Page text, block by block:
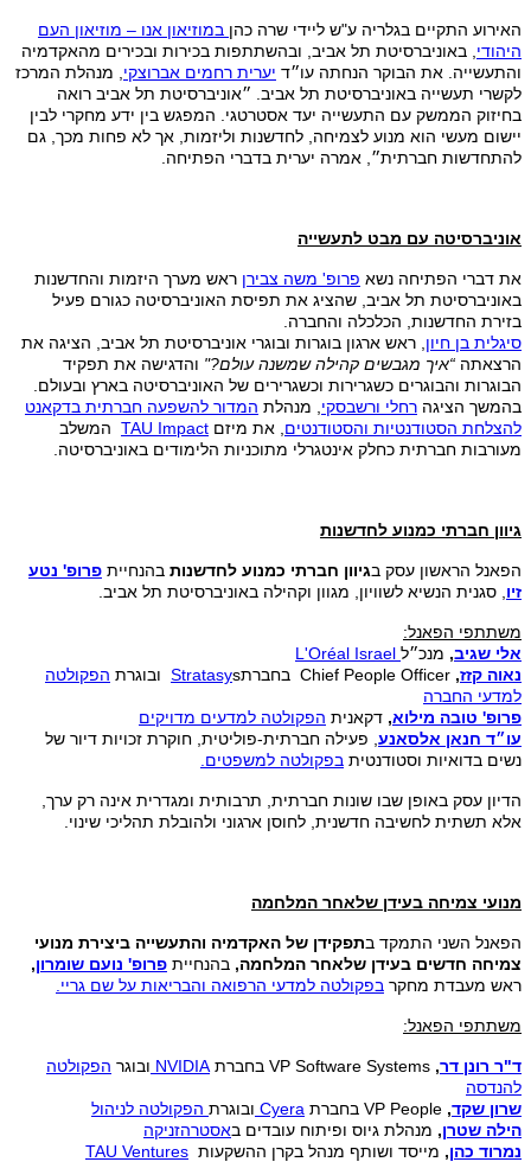
האירוע התקיים בגלריה ע"ש ליידי שרה כהן במוזיאון אנו – מוזיאון העם
היהודי , באוניברסיטת תל אביב, ובהשתתפות בכירות ובכירים מהאקדמיה
והתעשייה. את הבוקר הנחתה עו״ד יערית רחמים אברוצקי , מנהלת המרכז
לקשרי תעשייה באוניברסיטת תל אביב. ״אוניברסיטת תל אביב רואה
בחיזוק הממשק עם התעשייה יעד אסטרטגי. המפגש בין ידע מחקרי לבין
יישום מעשי הוא מנוע לצמיחה, לחדשנות וליזמות, אך לא פחות מכך, גם
להתחדשות חברתית״, אמרה יערית בדברי הפתיחה.
אוניברסיטה עם מבט לתעשייה
את דברי הפתיחה נשא פרופ' משה צבירן ראש מערך היזמות והחדשנות
באוניברסיטת תל אביב, שהציג את תפיסת האוניברסיטה כגורם פעיל
בזירת החדשנות, הכלכלה והחברה.
סיגלית בן חיון , ראש ארגון בוגרות ובוגרי אוניברסיטת תל אביב, הציגה את
הרצאתה “איך מגבשים קהילה שמשנה עולם?" והדגישה את תפקיד
הבוגרות והבוגרים כשגרירות וכשגרירים של האוניברסיטה בארץ ובעולם.
בהמשך הציגה רחלי ורשבסקי , מנהלת המדור להשפעה חברתית בדקאנט
להצלחת הסטודנטיות והסטודנטים , את מיזם TAU Impact המשלב
מעורבות חברתית כחלק אינטגרלי מתוכניות הלימודים באוניברסיטה.
גיוון חברתי כמנוע לחדשנות
הפאנל הראשון עסק בגיוון חברתי כמנוע לחדשנות בהנחיית פרופ' נטע
זיו , סגנית הנשיא לשוויון, מגוון וקהילה באוניברסיטת תל אביב.
משתתפי הפאנל:
אלי שגיב, מנכ״ל
נאוה קזז, Chief People Officer בחברת Stratasys ובוגרת
הפקולטה
למדעי החברה
פרופ' טובה מילוא, דקאנית הפקולטה למדעים מדויקים
עו״ד חנאן אלסאנע , פעילה חברתית-פוליטית, חוקרת זכויות דיור של
נשים בדואיות וסטודנטית בפקולטה למשפטים.
הדיון עסק באופן שבו שונות חברתית, תרבותית ומגדרית אינה רק ערך,
אלא תשתית לחשיבה חדשנית, לחוסן ארגוני ולהובלת תהליכי שינוי.
מנועי צמיחה בעידן שלאחר המלחמה
הפאנל השני התמקד בתפקידן של האקדמיה והתעשייה ביצירת מנועי
צמיחה חדשים בעידן שלאחר המלחמה, בהנחיית פרופ' נועם שומרון,
ראש מעבדת מחקר בפקולטה למדעי הרפואה והבריאות על שם גריי.
משתתפי הפאנל:
ד"ר רונן דר,
NVIDIA ובוגר הפקולטה
להנדסה
שרון שקד, VP People בחברת Cyera ובוגרת הפקולטה לניהול
הילה שטרן, מנהלת גיוס ופיתוח עובדים באסטרהזניקה
נמרוד כהן, מייסד ושותף מנהל בקרן ההשקעות TAU Ventures